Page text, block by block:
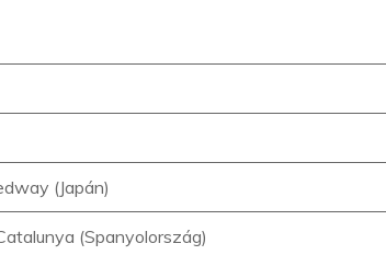
(Japán)
(Spanyolország)